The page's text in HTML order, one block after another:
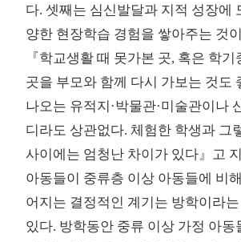
다. 셋째는 심신발달과 지적 성장에
양한 현장학습 경험을 쌓아주는 것
『학교생활 때 못가본 곳, 혹은 학
곳을 부모와 함께 다시 가보는 것도
나오는 유적지·박물관·미술관이나
디라도 상관없다. 체험한 학생과 그
사이에는 엄청난 차이가 있다』고
아동들이 중류층 이상 아동들에 비
어지는 결정적인 계기는 방학이라
있다. 방학동안 중류 이상 가정 아동